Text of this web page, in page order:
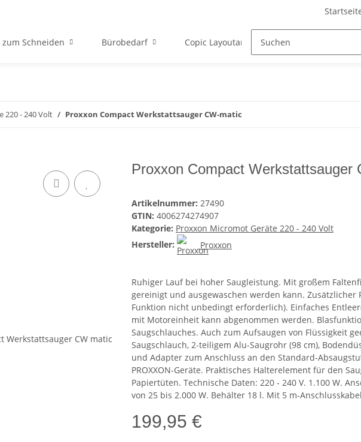
zum Schneiden Bürobedarf Copic Layoutartikel Dahle
220 - 240 Volt Proxxon Compact Werkstattsauger CW-matic
Proxxon Compact Werkstattsauger
Artikelnummer: 27490
GTIN: 4006274274907
Kategorie: Proxxon Micromot Geräte 220 - 240 Volt
Hersteller:
Proxxon
Ruhiger Lauf bei hoher Saugleistung. Mit großem
gereinigt und ausgewaschen werden kann.
Funktion nicht unbedingt erforderlich). Einfaches
mit Motoreinheit kann abgenommen werden.
Saugschlauches. Auch zum Aufsaugen von Flüssigkeit
Saugschlauch, 2-teiligem Alu-Saugrohr (98 cm),
und Adapter zum Anschluss an den Standard-
PROXXON-Geräte. Praktisches Halterelement für den
Papiertüten. Technische Daten: 220 - 240 V. 1.100 W.
von 25 bis 2.000 W. Behälter 18 l. Mit 5 m-
199,95 €